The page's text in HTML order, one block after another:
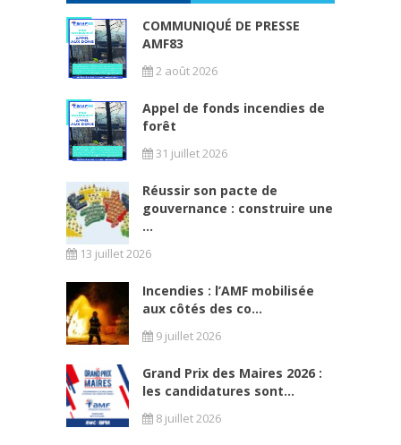
COMMUNIQUÉ DE PRESSE
AMF83
2 août 2026
Appel de fonds incendies de
forêt
31 juillet 2026
Réussir son pacte de
gouvernance : construire une
...
13 juillet 2026
Incendies : l’AMF mobilisée
aux côtés des co...
9 juillet 2026
Grand Prix des Maires 2026 :
les candidatures sont...
8 juillet 2026